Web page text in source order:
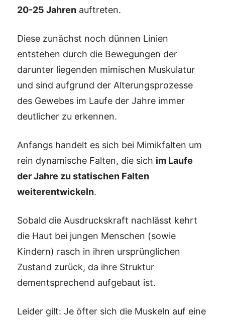
20-25 Jahren auftreten.
Diese zunächst noch dünnen Linien
entstehen durch die Bewegungen der
darunter liegenden mimischen Muskulatur
und sind aufgrund der Alterungsprozesse
des Gewebes im Laufe der Jahre immer
deutlicher zu erkennen.
Anfangs handelt es sich bei Mimikfalten um
rein dynamische Falten, die sich im Laufe
der Jahre zu statischen Falten
weiterentwickeln.
Sobald die Ausdruckskraft nachlässt kehrt
die Haut bei jungen Menschen (sowie
Kindern) rasch in ihren ursprünglichen
Zustand zurück, da ihre Struktur
dementsprechend aufgebaut ist.
Leider gilt: Je öfter sich die Muskeln auf eine